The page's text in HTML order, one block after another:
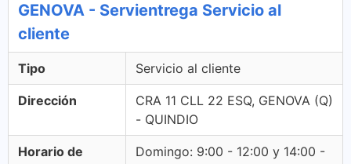
GENOVA - Servientrega Servicio al
cliente
Tipo Servicio al cliente
Dirección
CRA 11 CLL 22 ESQ, GENOVA (Q)
- QUINDIO
Horario de
Domingo: 9:00 - 12:00 y 14:00 -